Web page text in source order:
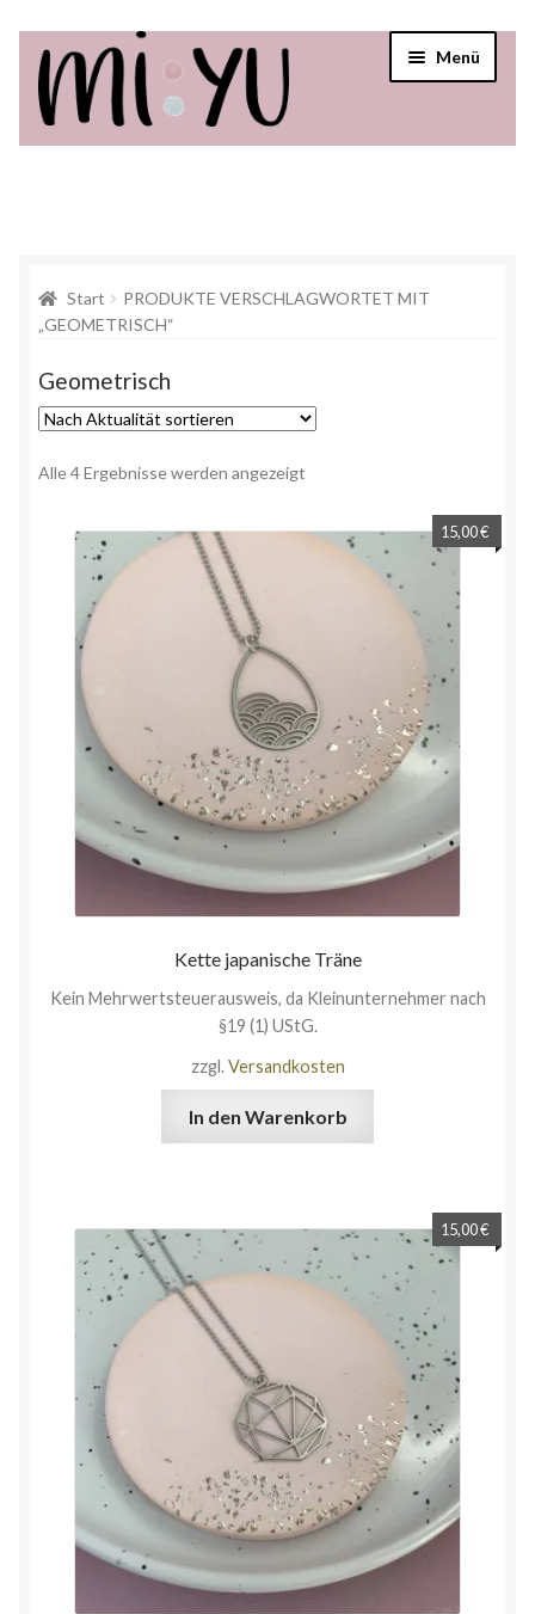
Menü
Über mi:yu
Start
PRODUKTE VERSCHLAGWORTET MIT
„GEOMETRISCH“
Geometrisch
Alle 4 Ergebnisse werden angezeigt
Kette japanische Träne
15,00€
Kein Mehrwertsteuerausweis, da Kleinunternehmer nach
§19 (1) UStG.
zzgl.Versandkosten
In den Warenkorb
15,00€